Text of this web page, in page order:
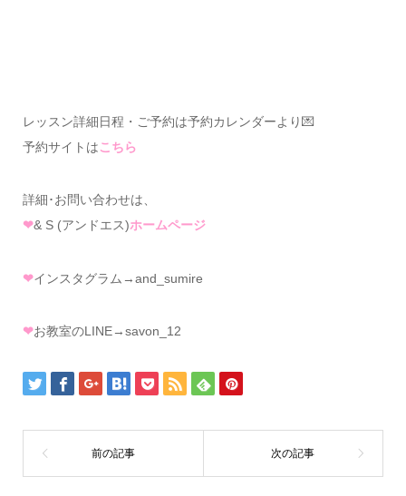
レッスン詳細日程・ご予約は予約カレンダーより💌
予約サイトはこちら
詳細･お問い合わせは、
❤& S (アンドエス)ホームページ
❤インスタグラム→and_sumire
❤お教室のLINE→savon_12